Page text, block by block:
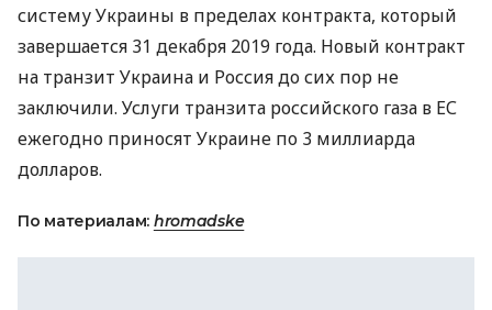
систему Украины в пределах контракта, который
завершается 31 декабря 2019 года. Новый контракт
на транзит Украина и Россия до сих пор не
заключили. Услуги транзита российского газа в ЕС
ежегодно приносят Украине по 3 миллиарда
долларов.
По материалам: hromadske